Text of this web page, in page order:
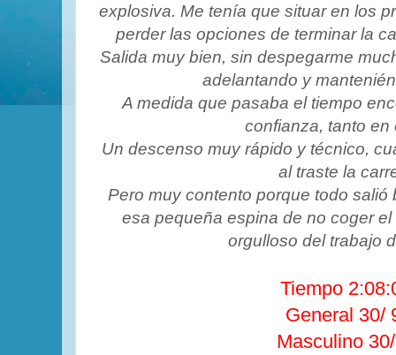
explosiva. Me tenía que situar en los
perder las opciones de terminar la
Salida muy bien, sin despegarme
adelantando y
A medida que pasaba el tiempo
confianza, tanto en
Un descenso muy rápido y técnico,
al traste la
Pero muy contento porque todo
esa pequeña espina de no coger
orgulloso del trabajo
Tiempo
General 30/
Masculino